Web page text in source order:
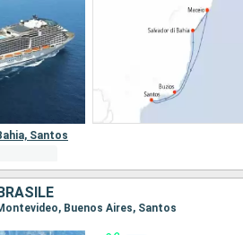
Santos
Buenos Aires, Santos